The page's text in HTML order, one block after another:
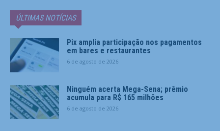
ÚLTIMAS NOTÍCIAS
Pix amplia participação nos pagamentos
em bares e restaurantes
6 de agosto de 2026
Ninguém acerta Mega-Sena; prêmio
acumula para R$ 165 milhões
6 de agosto de 2026